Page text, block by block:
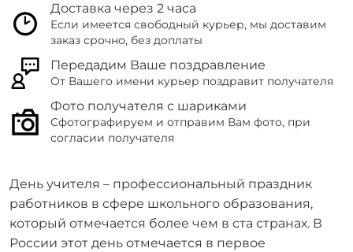
Доставка через 2 часа
Если имеется свободный курьер, мы доставим
заказ срочно, без доплаты
Передадим Ваше поздравление
От Вашего имени курьер поздравит получателя
Фото получателя с шариками
Сфотографируем и отправим Вам фото, при
согласии получателя
День учителя – профессиональный праздник
работников в сфере школьного образования,
который отмечается более чем в ста странах. В
России этот день отмечается в первое